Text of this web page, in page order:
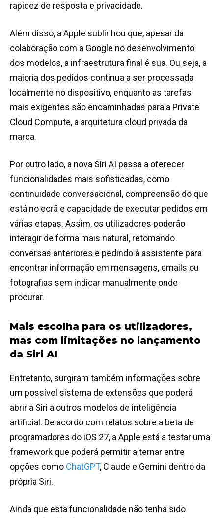
rapidez de resposta e privacidade.
Além disso, a Apple sublinhou que, apesar da
colaboração com a Google no desenvolvimento
dos modelos, a infraestrutura final é sua. Ou seja, a
maioria dos pedidos continua a ser processada
localmente no dispositivo, enquanto as tarefas
mais exigentes são encaminhadas para a Private
Cloud Compute, a arquitetura cloud privada da
marca.
Por outro lado, a nova Siri AI passa a oferecer
funcionalidades mais sofisticadas, como
continuidade conversacional, compreensão do que
está no ecrã e capacidade de executar pedidos em
várias etapas. Assim, os utilizadores poderão
interagir de forma mais natural, retomando
conversas anteriores e pedindo à assistente para
encontrar informação em mensagens, emails ou
fotografias sem indicar manualmente onde
procurar.
Mais escolha para os utilizadores,
mas com limitações no lançamento
da Siri AI
Entretanto, surgiram também informações sobre
um possível sistema de extensões que poderá
abrir a Siri a outros modelos de inteligência
artificial. De acordo com relatos sobre a beta de
programadores do iOS 27, a Apple está a testar uma
framework que poderá permitir alternar entre
opções como ChatGPT, Claude e Gemini dentro da
própria Siri.
Ainda que esta funcionalidade não tenha sido